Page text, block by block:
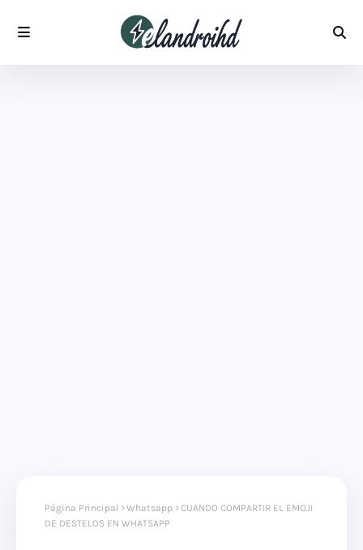
Página Principal Whatsapp
CUANDO COMPARTIR EL EMOJI
DE DESTELOS EN WHATSAPP